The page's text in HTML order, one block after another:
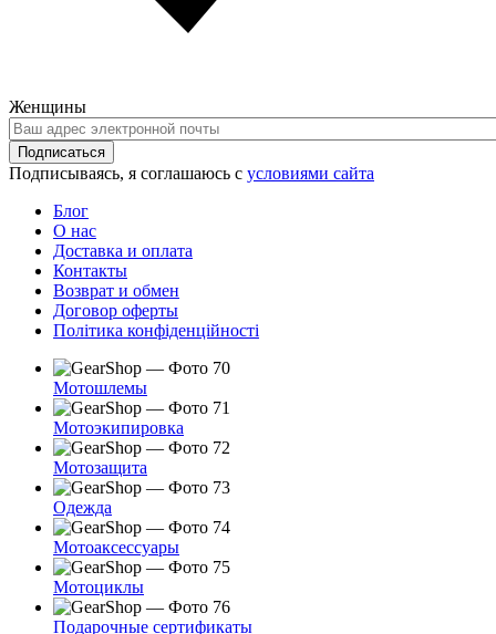
Женщины
Ваш
адрес
электронной
почты
Подписаться
Подписываясь, я соглашаюсь с условиями сайта
Блог
О нас
Доставка и оплата
Контакты
Возврат и обмен
Договор оферты
Політика конфіденційності
Мотошлемы
Мотоэкипировка
Мотозащита
Одежда
Мотоаксессуары
Мотоциклы
Подарочные сертификаты